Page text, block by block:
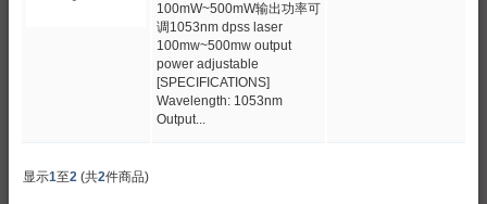
100mW~500mW输出功率可
调1053nm dpss laser
100mw~500mw output
power adjustable
[SPECIFICATIONS]
Wavelength: 1053nm
Output...
显示1至2 (共2件商品)